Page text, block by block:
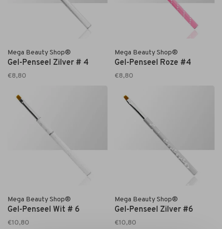
Mega Beauty Shop®
Gel-Penseel Zilver # 4
€8,80
Mega Beauty Shop®
Gel-Penseel Roze #4
€8,80
Mega Beauty Shop®
Gel-Penseel Wit # 6
€10,80
Mega Beauty Shop®
Gel-Penseel Zilver #6
€10,80